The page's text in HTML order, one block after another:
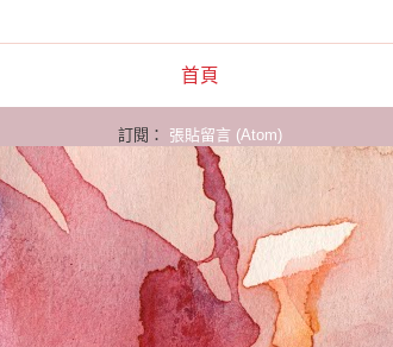
首頁
訂閱： 張貼留言 (Atom)